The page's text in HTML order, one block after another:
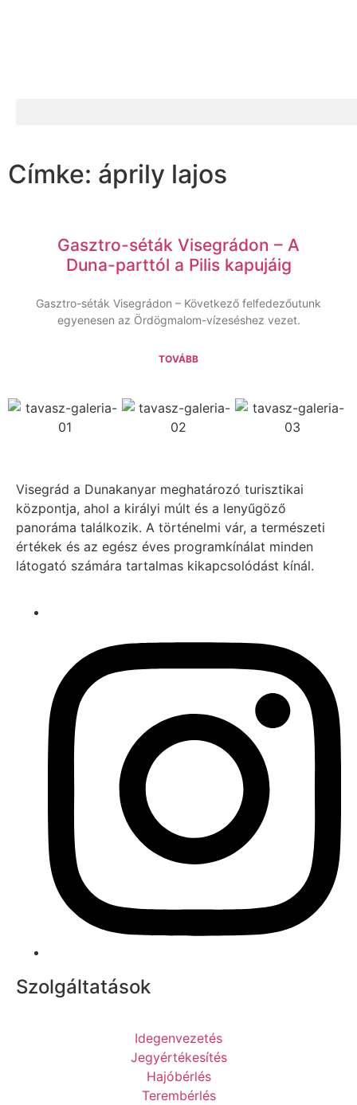
Címke: áprily lajos
Gasztro-séták Visegrádon – A
Duna-parttól a Pilis kapujáig
Gasztro-séták Visegrádon – Következő felfedezőutunk
egyenesen az Ördögmalom-vízeséshez vezet.
TOVÁBB
Visegrád a Dunakanyar meghatározó turisztikai
központja, ahol a királyi múlt és a lenyűgöző
panoráma találkozik. A történelmi vár, a természeti
értékek és az egész éves programkínálat minden
látogató számára tartalmas kikapcsolódást kínál.
Szolgáltatások
Idegenvezetés
Jegyértékesítés
Hajóbérlés
Terembérlés